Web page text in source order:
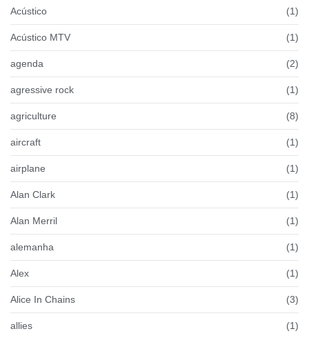
Acústico (1)
Acústico MTV (1)
agenda (2)
agressive rock (1)
agriculture (8)
aircraft (1)
airplane (1)
Alan Clark (1)
Alan Merril (1)
alemanha (1)
Alex (1)
Alice In Chains (3)
allies (1)